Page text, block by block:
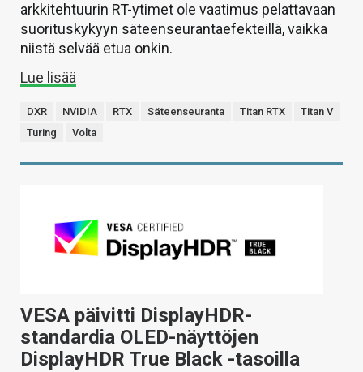
arkkitehtuurin RT-ytimet ole vaatimus pelattavaan
suorituskykyyn säteenseurantaefekteillä, vaikka
niistä selvää etua onkin.
Lue lisää
DXR NVIDIA RTX Säteenseuranta Titan RTX
Titan V
Turing
Volta
VESA päivitti DisplayHDR-
standardia OLED-näyttöjen
DisplayHDR True Black -tasoilla